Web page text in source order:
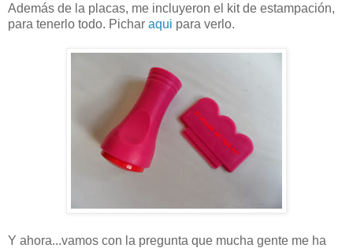
Además de la placas, me incluyeron el kit de estampación,
para tenerlo todo. Pichar aqui para verlo.
Y ahora...vamos con la pregunta que mucha gente me ha